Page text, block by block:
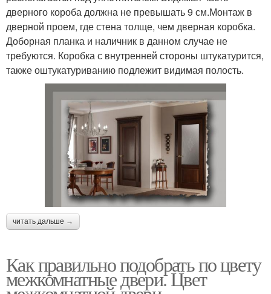
дверного короба должна не превышать 9 см.Монтаж в
дверной проем, где стена толще, чем дверная коробка.
Доборная планка и наличник в данном случае не
требуются. Коробка с внутренней стороны штукатурится,
также оштукатуриванию подлежит видимая полость.
читать дальше →
Как правильно подобрать по цвету
межкомнатные двери. Цвет